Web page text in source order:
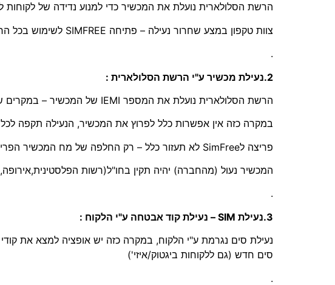
הרשת הסלולארית נועלת את המכשיר כדי למנוע נדידה של
צוות טקפון במצע שחרור נעילה – פתיחה SIMFREE לשימוש בכל הרשתות.
.
2.נעילת מכשיר ע"י הרשת הסלולארית :
הרשת הסלולארית נועלת את המספר IEMI של המכשיר – במקרים של דווח של אובדן או מכשיר גנוב… ועוד
במקרה כזה אין אפשרות כלל לפרוץ את המכשיר, הנעילה תקפה
פריצה לSimFree לא תעזור כלל – רק החלפה של מח המכשיר הפריצה תצליח .
המכשיר נעול (מהחברה) יהיה תקין בחו"ל(רשות
.
3.נעילת SIM – נעילת קוד אבטחה ע"י הלקוח :
נעילת סים נגרמת ע"י הלקוח, במקרה כזה יש אופציה למצא את
סים חדש (גם ללקוחות ביגטוק/איזי')
.